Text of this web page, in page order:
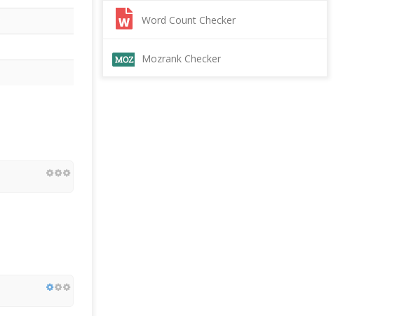
Word Count Checker
Mozrank Checker